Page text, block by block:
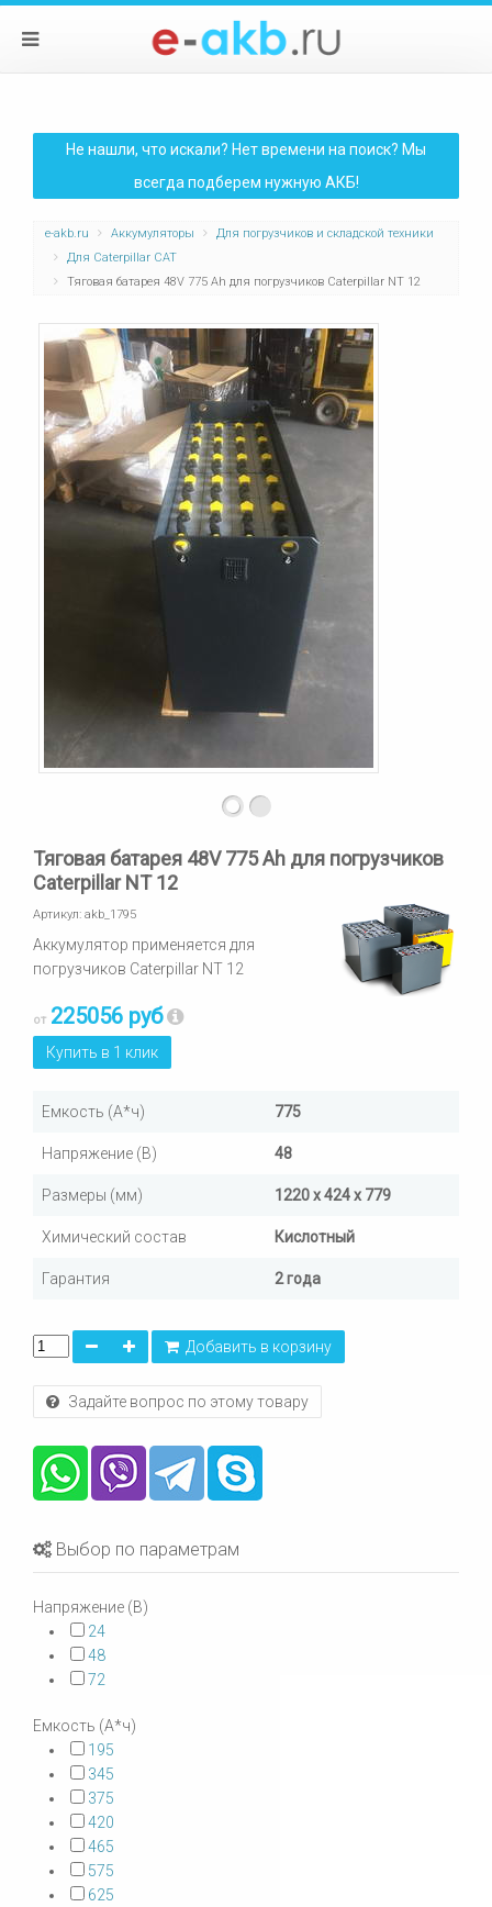
Не нашли, что искали? Нет времени на поиск? Мы
всегда подберем нужную АКБ!
e-akb.ru Аккумуляторы
Для погрузчиков и складской техники
Для Caterpillar CAT
Тяговая батарея 48V 775 Ah для погрузчиков Caterpillar NT 12
Тяговая батарея 48V 775 Ah для погрузчиков
Caterpillar NT 12
Артикул: akb_1795
Аккумулятор применяется для
погрузчиков Caterpillar NT 12
от 225056 руб
Купить в 1 клик
Емкость (А*ч) 775
Напряжение (В) 48
Размеры (мм) 1220 x 424 x 779
Химический состав Кислотный
Гарантия 2 года
Добавить в корзину
Задайте вопрос по этому товару
Выбор по параметрам
Напряжение (В)
24
48
72
Емкость (А*ч)
195
345
375
420
465
575
625